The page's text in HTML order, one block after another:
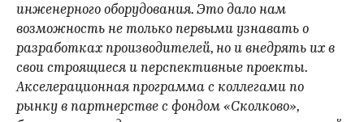
инженерного оборудования. Это дало нам
возможность не только первыми узнавать о
разработках производителей, но и внедрять их в
свои строящиеся и перспективные проекты.
Акселерационная программа с коллегами по
рынку в партнерстве с фондом «Сколково»,